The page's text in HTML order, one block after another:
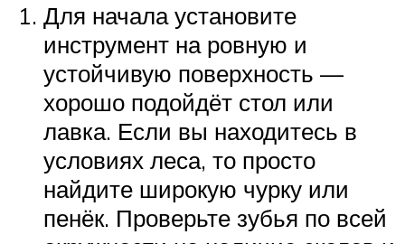
Для начала установите
инструмент на ровную и
устойчивую поверхность —
хорошо подойдёт стол или
лавка. Если вы находитесь в
условиях леса, то просто
найдите широкую чурку или
пенёк. Проверьте зубья по всей